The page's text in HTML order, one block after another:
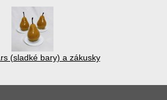
(sladké bary) a zákusky